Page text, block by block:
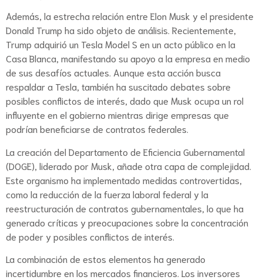
Además, la estrecha relación entre Elon Musk y el presidente
Donald Trump ha sido objeto de análisis. Recientemente,
Trump adquirió un Tesla Model S en un acto público en la
Casa Blanca, manifestando su apoyo a la empresa en medio
de sus desafíos actuales. Aunque esta acción busca
respaldar a Tesla, también ha suscitado debates sobre
posibles conflictos de interés, dado que Musk ocupa un rol
influyente en el gobierno mientras dirige empresas que
podrían beneficiarse de contratos federales.
La creación del Departamento de Eficiencia Gubernamental
(DOGE), liderado por Musk, añade otra capa de complejidad.
Este organismo ha implementado medidas controvertidas,
como la reducción de la fuerza laboral federal y la
reestructuración de contratos gubernamentales, lo que ha
generado críticas y preocupaciones sobre la concentración
de poder y posibles conflictos de interés.
La combinación de estos elementos ha generado
incertidumbre en los mercados financieros. Los inversores